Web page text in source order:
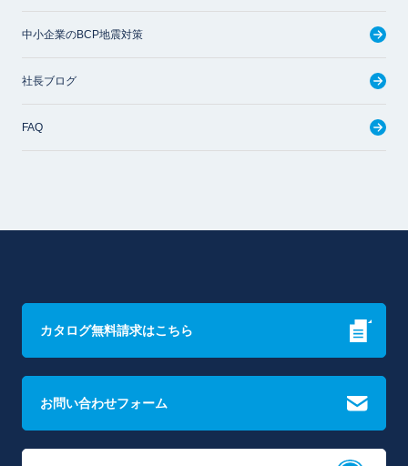
中小企業のBCP地震対策
社長ブログ
FAQ
カタログ無料請求はこちら
お問い合わせフォーム